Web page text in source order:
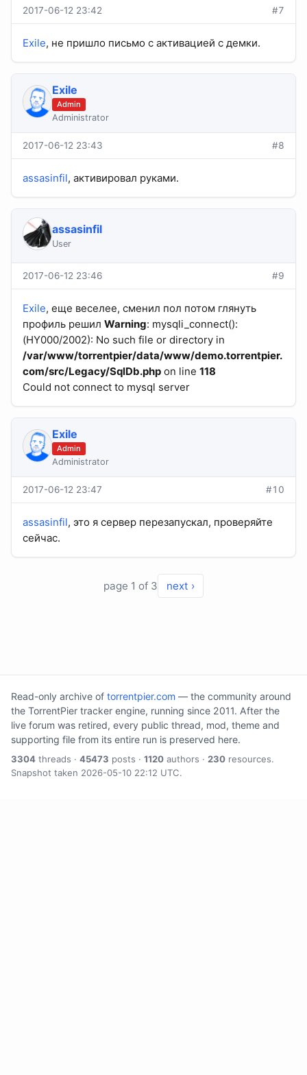
2017-06-12 23:42 #7
Exile, не пришло письмо с активацией с демки.
Exile
Admin
Administrator
2017-06-12 23:43 #8
assasinfil, активировал руками.
assasinfil
User
2017-06-12 23:46 #9
Exile, еще веселее, сменил пол потом глянуть
профиль решил Warning: mysqli_connect():
(HY000/2002): No such file or directory in
/var/www/torrentpier/data/www/demo.torrentpier.
com/src/Legacy/SqlDb.php on line 118
Could not connect to mysql server
Exile
Admin
Administrator
2017-06-12 23:47 #10
assasinfil, это я сервер перезапускал, проверяйте
сейчас.
page 1 of 3 next ›
Read-only archive of torrentpier.com — the community around
the TorrentPier tracker engine, running since 2011. After the
live forum was retired, every public thread, mod, theme and
supporting file from its entire run is preserved here.
3304 threads · 45473 posts · 1120 authors · 230 resources.
Snapshot taken 2026-05-10 22:12 UTC.